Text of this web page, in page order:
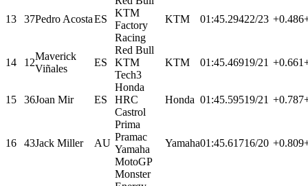
13 37Pedro AcostaES
KTM
Factory
Racing
KTM 01:45.29422/23 +0.486
14 12
Maverick
Viñales
ES
Red Bull
KTM
Tech3
KTM 01:45.46919/21 +0.661
15 36Joan Mir ES
Honda
HRC
Castrol
Honda 01:45.59519/21 +0.787
16 43Jack Miller AU
Prima
Pramac
Yamaha
MotoGP
Yamaha01:45.61716/20 +0.809
Monster